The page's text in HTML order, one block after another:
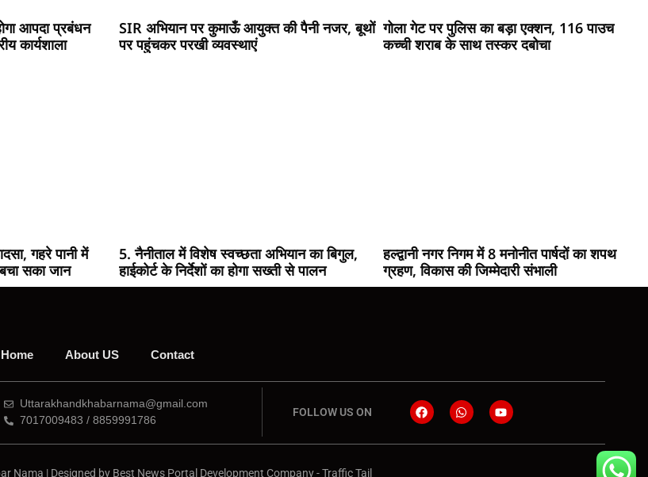
आपदा प्रबंधन
कार्यशाला
SIR अभियान पर कुमाऊँ आयुक्त की पैनी नजर, बूथों
पर पहुंचकर परखी व्यवस्थाएं
गोला गेट पर पुलिस का बड़ा एक्शन, 116 पाउच
कच्ची शराब के साथ तस्कर दबोचा
गहरे पानी में
सका जान
5. नैनीताल में विशेष स्वच्छता अभियान का बिगुल,
हाईकोर्ट के निर्देशों का होगा सख्ती से पालन
हल्द्वानी नगर निगम में 8 मनोनीत पार्षदों का शपथ
ग्रहण, विकास की जिम्मेदारी संभाली
Home About US Contact
Uttarakhandkhabarnama@gmail.com
7017009483 / 8859991786
FOLLOW US ON
Nama | Designed by Best News Portal Development Company-Traffic Tail